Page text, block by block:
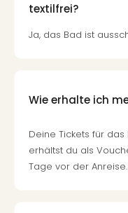
textilfrei?
Ja, das Bad ist
Wie erhalte ich
Deine Tickets für
erhältst du als
Tage vor der Anreise.